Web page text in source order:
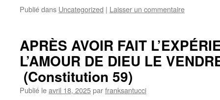
Publié dans Uncategorized | Laisser un commentaire
APRÈS AVOIR FAIT
L’AMOUR DE DIEU LE
(Constitution 59)
Publié leavril 18, 2025parfranksantucci